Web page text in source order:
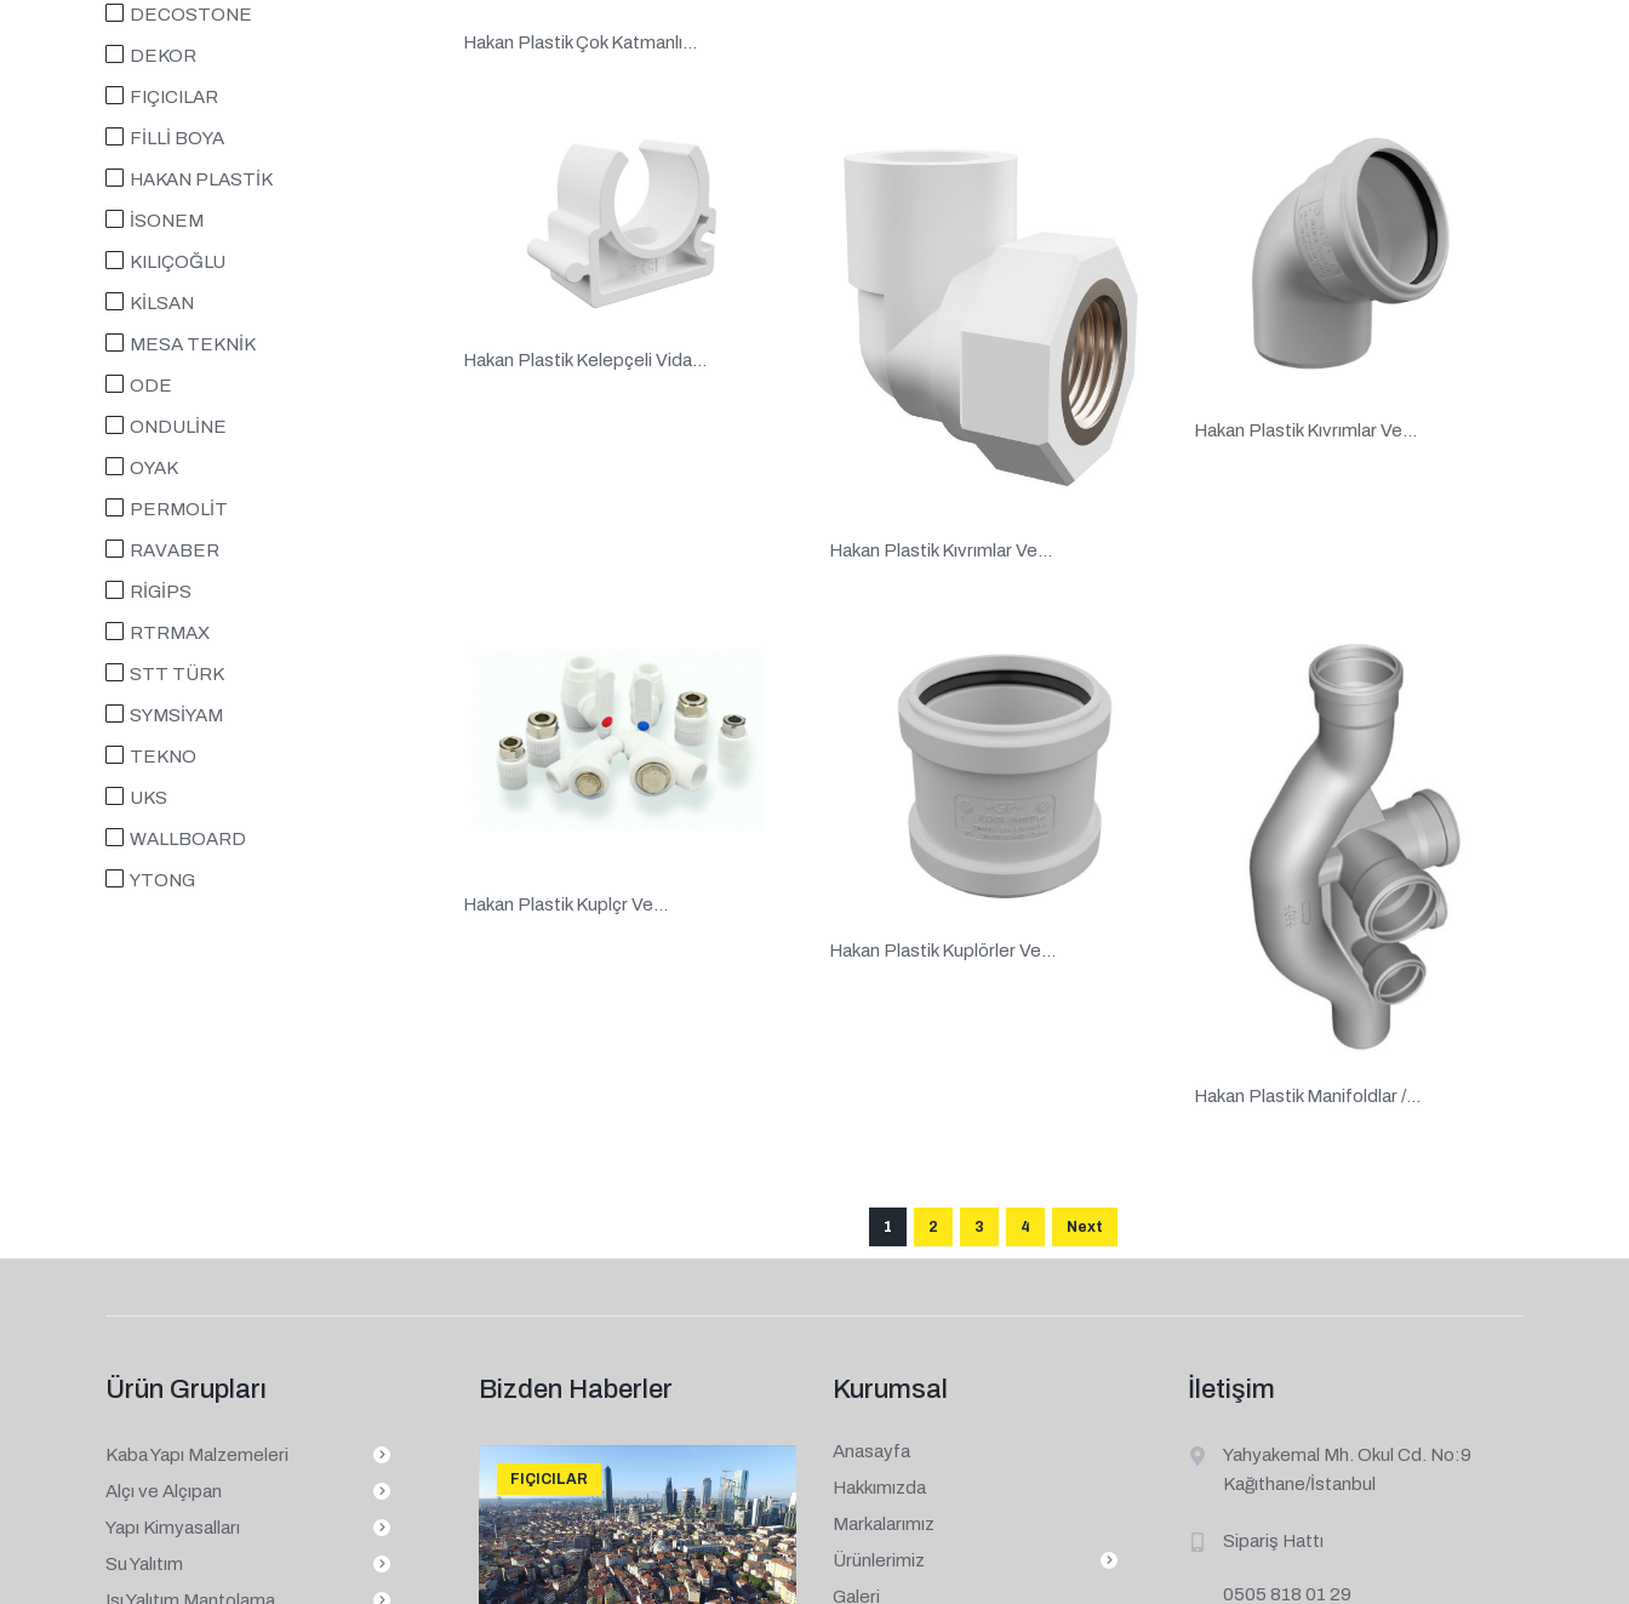
DECOSTONE
DEKOR
FIÇICILAR
FİLLİ BOYA
HAKAN PLASTİK
İSONEM
KILIÇOĞLU
KİLSAN
MESA TEKNİK
ODE
ONDULİNE
OYAK
PERMOLİT
RAVABER
RİGİPS
RTRMAX
STT TÜRK
SYMSİYAM
TEKNO
UKS
WALLBOARD
YTONG
Hakan Plastik Çok Katmanlı...
Hakan Plastik Kelepçeli Vida...
Hakan Plastik Kıvrımlar Ve...
Hakan Plastik Kıvrımlar Ve...
Hakan Plastik Kuplçr Ve...
Hakan Plastik Kuplörler Ve...
Hakan Plastik Manifoldlar /...
1 2 3 4 Next
Ürün Grupları
Kaba Yapı Malzemeleri
Alçı ve Alçıpan
Yapı Kimyasalları
Su Yalıtım
Isı Yalıtım Mantolama
Bizden Haberler
FIÇICILAR
Kurumsal
Anasayfa
Hakkımızda
Markalarımız
Ürünlerimiz
Galeri
İletişim
Yahyakemal Mh. Okul Cd. No:9
Kağıthane/İstanbul
Sipariş Hattı
0505 818 01 29